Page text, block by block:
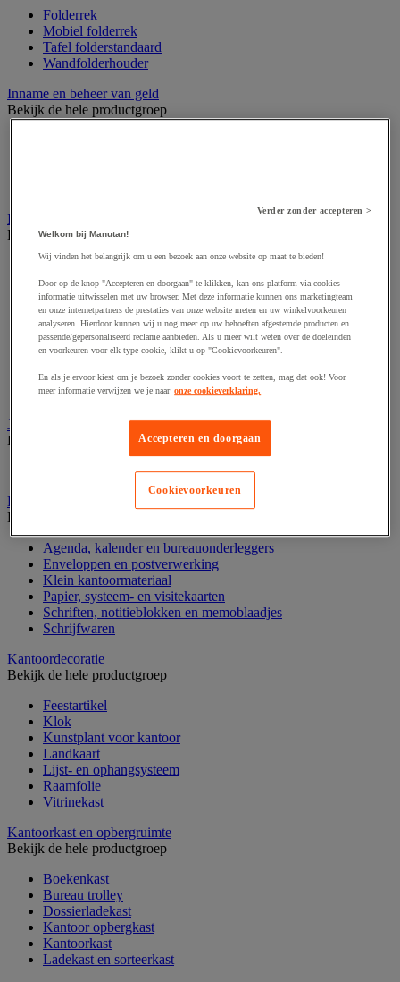
Folderrek
Mobiel folderrek
Tafel folderstandaard
Wandfolderhouder
Inname en beheer van geld
Bekijk de hele productgroep
IT en multimedia
Bekijk de hele productgroep
Accessoires voor pc, laptop en tablet
Computeraansluiting
Computertassen
Data opslag
IT-randapparatuur
Netwerkapparatuur en -bedrading
Refurbished computerapparatuur
Scherm-, pc- en tablethouder
Jaloezie en gordijn
Bekijk de hele productgroep
Kantoorartikelen
Bekijk de hele productgroep
Agenda, kalender en bureauonderleggers
Enveloppen en postverwerking
Klein kantoormateriaal
Papier, systeem- en visitekaarten
Schriften, notitieblokken en memoblaadjes
Schrijfwaren
Kantoordecoratie
Bekijk de hele productgroep
Feestartikel
Klok
Kunstplant voor kantoor
Landkaart
Lijst- en ophangsysteem
Raamfolie
Vitrinekast
Kantoorkast en opbergruimte
Bekijk de hele productgroep
Boekenkast
Bureau trolley
Dossierladekast
Kantoor opbergkast
Kantoorkast
Ladekast en sorteerkast
Verder zonder accepteren >
Welkom bij Manutan!
Wij vinden het belangrijk om u een bezoek aan onze website op maat te bieden!
Door op de knop "Accepteren en doorgaan" te klikken, kan ons platform via cookies
informatie uitwisselen met uw browser. Met deze informatie kunnen ons marketingteam
en onze internetpartners de prestaties van onze website meten en uw winkelvoorkeuren
analyseren. Hierdoor kunnen wij u nog meer op uw behoeften afgestemde producten en
passende/gepersonaliseerd reclame aanbieden. Als u meer wilt weten over de doeleinden
en voorkeuren voor elk type cookie, klikt u op "Cookievoorkeuren".
En als je ervoor kiest om je bezoek zonder cookies voort te zetten, mag dat ook! Voor
meer informatie verwijzen we je naar onze cookieverklaring.
Accepteren en doorgaan
Cookievoorkeuren